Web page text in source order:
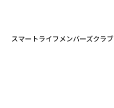
スマートライフメンバーズクラブ